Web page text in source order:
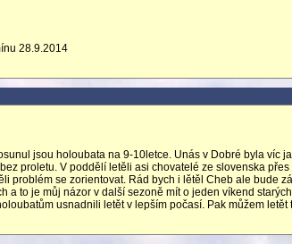
28.9.2014
jsou holoubata na 9-10letce. Unás v Dobré byla víc
proletu. V poddělí letěli asi chovatelé ze slovenska
problém se zorientovat. Rád bych i lětěl Cheb ale bude
a to je můj názor v další sezoně mít o jeden víkend
usnadnili letět v lepším počasí. Pak můžem letět